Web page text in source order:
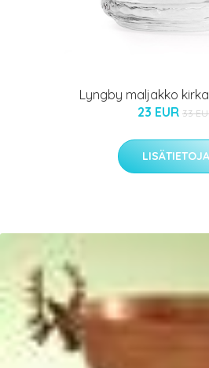
Lyngby maljakko
23 EUR 33
LISÄTIETOJA